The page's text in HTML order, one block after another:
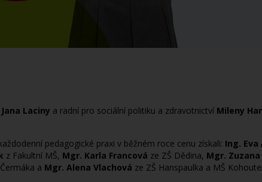
Jana Laciny a radní pro sociální politiku a zdravotnictví Mileny
pedagogické praxi v běžném roce cenu získali: Ing.
z Fakultní MŠ, Mgr. Karla Francová ze ZŠ Dědina, Mgr.
a Mgr. Alena Vlachová ze ZŠ Hanspaulka a MŠ